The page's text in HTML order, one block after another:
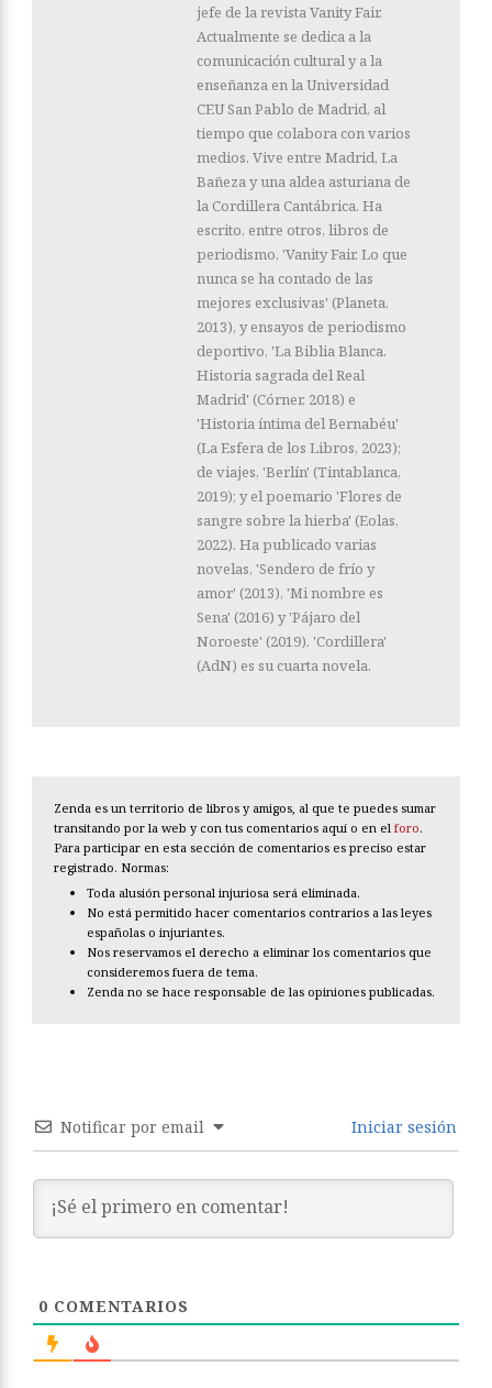
jefe de la revista Vanity Fair.
Actualmente se dedica a la
comunicación cultural y a la
enseñanza en la Universidad
CEU San Pablo de Madrid, al
tiempo que colabora con varios
medios. Vive entre Madrid, La
Bañeza y una aldea asturiana de
la Cordillera Cantábrica. Ha
escrito, entre otros, libros de
periodismo, 'Vanity Fair. Lo que
nunca se ha contado de las
mejores exclusivas' (Planeta,
2013), y ensayos de periodismo
deportivo, 'La Biblia Blanca.
Historia sagrada del Real
Madrid' (Córner, 2018) e
'Historia íntima del Bernabéu'
(La Esfera de los Libros, 2023);
de viajes, 'Berlín' (Tintablanca,
2019); y el poemario 'Flores de
sangre sobre la hierba' (Eolas,
2022). Ha publicado varias
novelas, 'Sendero de frío y
amor' (2013), 'Mi nombre es
Sena' (2016) y 'Pájaro del
Noroeste' (2019). 'Cordillera'
(AdN) es su cuarta novela.
Zenda es un territorio de libros y amigos, al que te puedes sumar
transitando por la web y con tus comentarios aquí o en el foro.
Para participar en esta sección de comentarios es preciso estar
registrado. Normas:
Toda alusión personal injuriosa será eliminada.
No está permitido hacer comentarios contrarios a las leyes
españolas o injuriantes.
Nos reservamos el derecho a eliminar los comentarios que
consideremos fuera de tema.
Zenda no se hace responsable de las opiniones publicadas.
Notificar por email Iniciar sesión
0 COMENTARIOS